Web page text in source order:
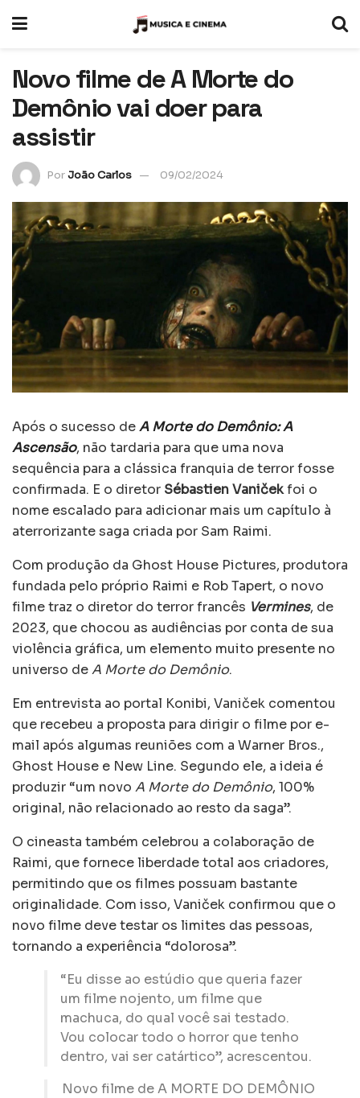
Novo filme de A Morte do
Demônio vai doer para
assistir
PorJoão Carlos 09/02/2024
Após o sucesso deA Morte do Demônio: A
Ascensão, não tardaria para que uma nova
sequência para a clássica franquia de terror fosse
confirmada. E o diretor Sébastien Vaničekfoi o
nome escalado para adicionar mais um capítulo à
aterrorizante saga criada por Sam Raimi.
Com produção da Ghost House Pictures, produtora
fundada pelo próprio Raimi e Rob Tapert, o novo
filme traz o diretor do terror francês Vermines, de
2023, que chocou as audiências por conta de sua
violência gráfica, um elemento muito presente no
universo deA Morte do Demônio.
Em entrevista ao portal Konibi, Vaniček comentou
que recebeu a proposta para dirigir o filme por e-
mail após algumas reuniões com a Warner Bros.,
Ghost House e New Line. Segundo ele, a ideia é
produzir “um novo A Morte do Demônio, 100%
original, não relacionado ao resto da saga”.
O cineasta também celebrou a colaboração de
Raimi, que fornece liberdade total aos criadores,
permitindo que os filmes possuam bastante
originalidade. Com isso, Vaniček confirmou que o
novo filme deve testar os limites das pessoas,
tornando a experiência “dolorosa”.
“Eu disse ao estúdio que queria fazer
um filme nojento, um filme que
machuca, do qual você sai testado.
Vou colocar todo o horror que tenho
dentro, vai ser catártico”, acrescentou.
Novo filme de A MORTE DO DEMÔNIO